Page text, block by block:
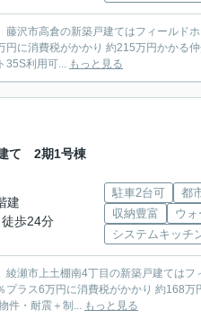
倉の新築戸建てはフィールドホームズ
に消費税がかかり 約215万円かかる
・フラット35S利用可... もっと見る
て 2期1号棟
建
徒歩24分
駐車2台可 都
収納豊富
ウォ
システムキッチ
瀬市上土棚南4丁目の新築戸建てはフ
ラス6万円に消費税がかかり 約168万
〇長期優良住宅認定物件・耐震＋制... もっと見る